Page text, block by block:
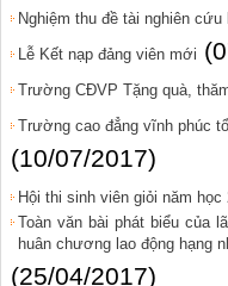
Nghiệm thu đề tài nghiên
Lễ Kết nạp đảng viên mới
Trường CĐVP Tặng quà,
Trường cao đẳng vĩnh phúc
(10/07/2017)
Hội thi sinh viên giỏi năm học
Toàn văn bài phát biểu của
huân chương lao động hạng
(25/04/2017)